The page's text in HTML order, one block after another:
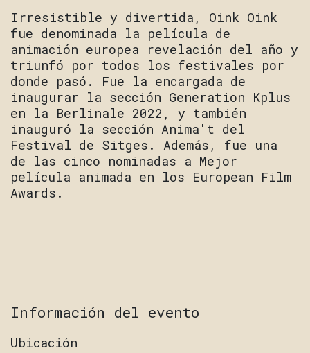
Irresistible y divertida, Oink Oink
fue denominada la película de
animación europea revelación del año y
triunfó por todos los festivales por
donde pasó. Fue la encargada de
inaugurar la sección Generation Kplus
en la Berlinale 2022, y también
inauguró la sección Anima't del
Festival de Sitges. Además, fue una
de las cinco nominadas a Mejor
película animada en los European Film
Awards.
Información del evento
Ubicación